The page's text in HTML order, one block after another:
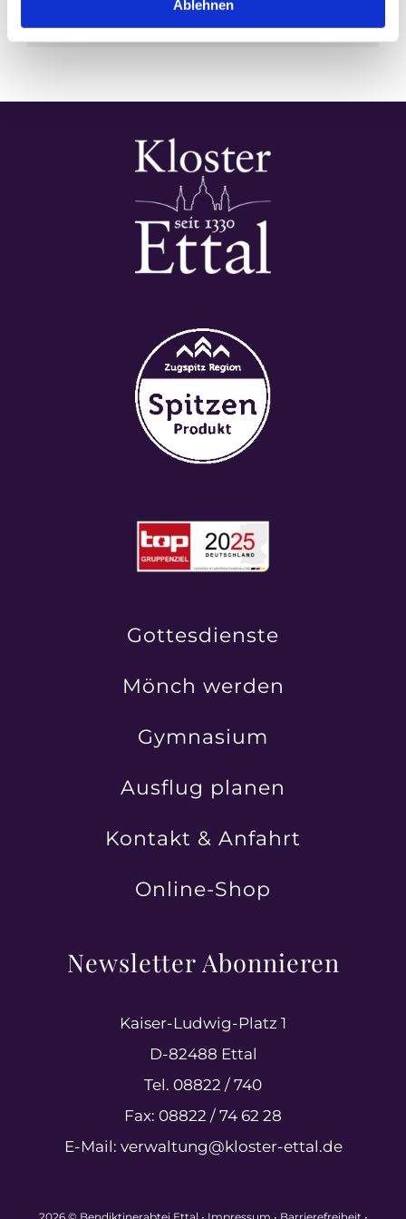
Ablehnen
Gottesdienste
Mönch werden
Gymnasium
Ausflug planen
Kontakt & Anfahrt
Online-Shop
Newsletter Abonnieren
Kaiser-Ludwig-Platz 1
D-82488 Ettal
Tel. 08822 / 740
Fax: 08822 / 74 62 28
E-Mail: verwaltung@kloster-ettal.de